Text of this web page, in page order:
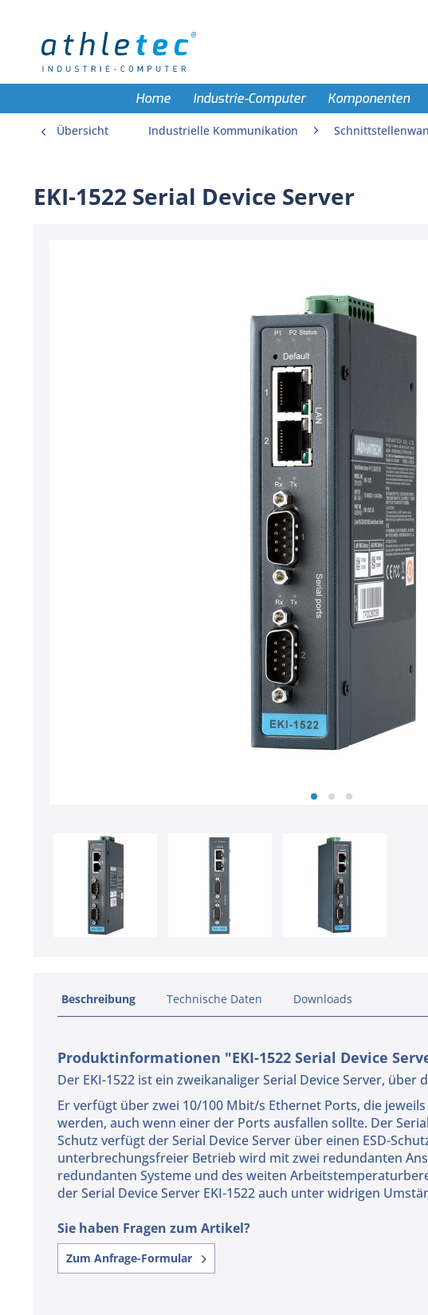
Home Industrie-Computer Komponenten
Übersicht Industrielle Kommunikation
EKI-1522 Serial Device Server
Beschreibung Technische Daten Downloads
Produktinformationen "EKI-1522 Serial Device
Der EKI-1522 ist ein zweikanaliger Serial Device Server,
Er verfügt über zwei 10/100 Mbit/s Ethernet Ports, die
werden, auch wenn einer der Ports ausfallen sollte. Der
Schutz verfügt der Serial Device Server über einen ESD-
unterbrechungsfreier Betrieb wird mit zwei redundanten
redundanten Systeme und des weiten
der Serial Device Server EKI-1522 auch unter widrigen
Sie haben Fragen zum Artikel?
Zum Anfrage-Formular